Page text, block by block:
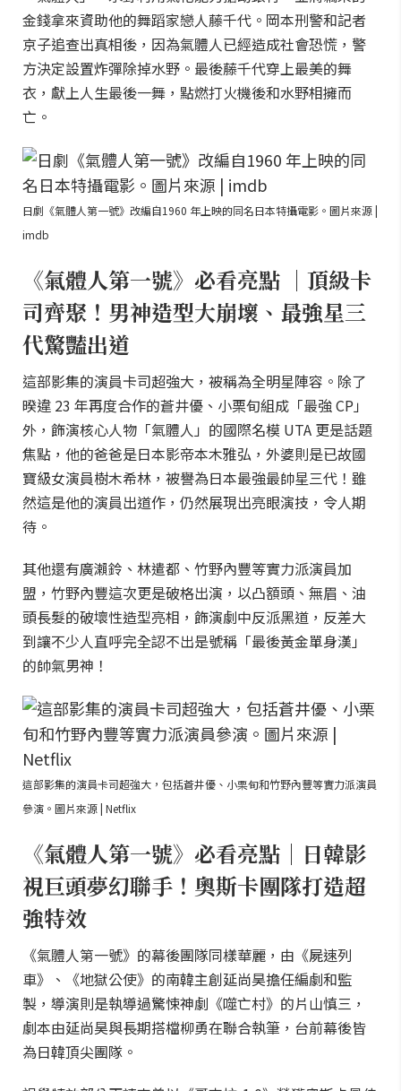
金錢拿來資助他的舞蹈家戀人藤千代。岡本刑警和記者
京子追查出真相後，因為氣體人已經造成社會恐慌，警
方決定設置炸彈除掉水野。最後藤千代穿上最美的舞
衣，獻上人生最後一舞，點燃打火機後和水野相擁而
亡。
日劇《氣體人第一號》改編自1960 年上映的同名日本特攝電影。圖片來源 |
imdb
《氣體人第一號》必看亮點 ｜頂級卡
司齊聚！男神造型大崩壞、最強星三
代驚豔出道
這部影集的演員卡司超強大，被稱為全明星陣容。除了
暌違 23 年再度合作的蒼井優、小栗旬組成「最強 CP」
外，飾演核心人物「氣體人」的國際名模 UTA 更是話題
焦點，他的爸爸是日本影帝本木雅弘，外婆則是已故國
寶級女演員樹木希林，被譽為日本最強最帥星三代！雖
然這是他的演員出道作，仍然展現出亮眼演技，令人期
待。
其他還有廣瀨鈴、林遣都、竹野內豐等實力派演員加
盟，竹野內豐這次更是破格出演，以凸額頭、無眉、油
頭長髮的破壞性造型亮相，飾演劇中反派黑道，反差大
到讓不少人直呼完全認不出是號稱「最後黃金單身漢」
的帥氣男神！
這部影集的演員卡司超強大，包括蒼井優、小栗旬和竹野內豐等實力派演員
參演。圖片來源 | Netflix
《氣體人第一號》必看亮點｜日韓影
視巨頭夢幻聯手！奧斯卡團隊打造超
強特效
《氣體人第一號》的幕後團隊同樣華麗，由《屍速列
車》、《地獄公使》的南韓主創延尚昊擔任編劇和監
製，導演則是執導過驚悚神劇《噬亡村》的片山慎三，
劇本由延尚昊與長期搭檔柳勇在聯合執筆，台前幕後皆
為日韓頂尖團隊。